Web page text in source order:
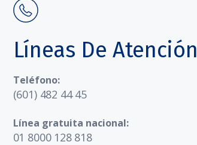
Líneas De Atención
Teléfono:
(601) 482 44 45
Línea gratuita nacional:
01 8000 128 818